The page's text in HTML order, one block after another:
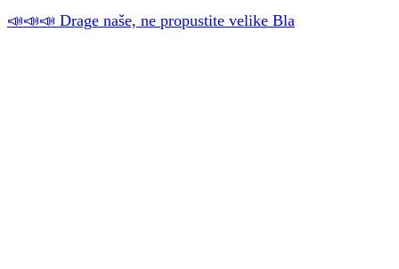
📣📣📣 Drage naše, ne propustite velike Bla